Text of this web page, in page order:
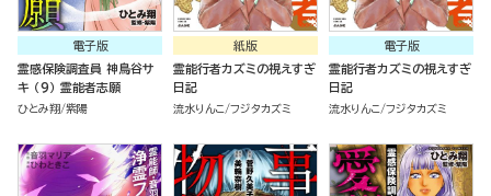
電子版
霊感保険調査員 神鳥谷サ
キ （9） 霊能者志願
ひとみ翔 紫陽
紙版
霊能行者カズミの視えすぎ
日記
流水りんこ フジタカズミ
電子版
霊能行者カズミの視えすぎ
日記
流水りんこ フジタカズミ